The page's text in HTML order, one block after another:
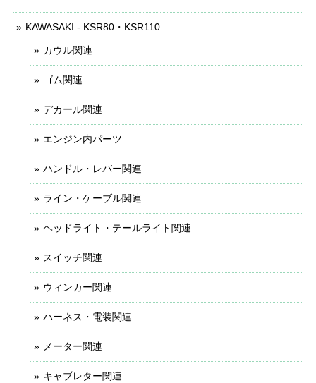
KAWASAKI - KSR80・KSR110
カウル関連
ゴム関連
デカール関連
エンジン内パーツ
ハンドル・レバー関連
ライン・ケーブル関連
ヘッドライト・テールライト関連
スイッチ関連
ウィンカー関連
ハーネス・電装関連
メーター関連
キャブレター関連